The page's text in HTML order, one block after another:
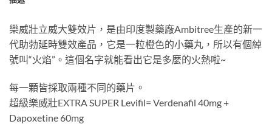
樂威壯立威大雙效片，是由印度製藥廠Ambitree生產的新一
代助勃延時雙效產品，它是一粒橙色的小藥丸，所以有個綽
號叫“火焰”。這個名字就能看出它是多麼的火熱啦~
每一顆皆採取兩種不同的藥片。
超級樂威壯EXTRA SUPER Levifil= Verdenafil 40mg +
Dapoxetine 60mg